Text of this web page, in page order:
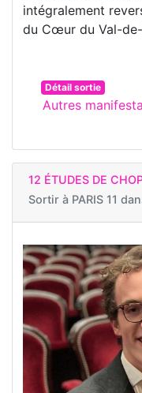
intégralement
du Cœur du Val-
Détail sortie
Autres
12 ÉTUDES DE
Sortir à PARIS 11